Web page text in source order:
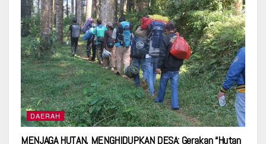
DAERAH
MENJAGA HUTAN, MENGHIDUPKAN DESA: Gerakan “Hutan